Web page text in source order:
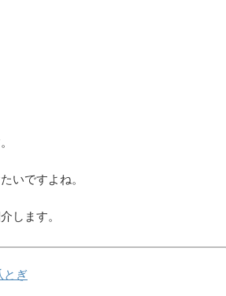
いですよね。
します。
とぎ